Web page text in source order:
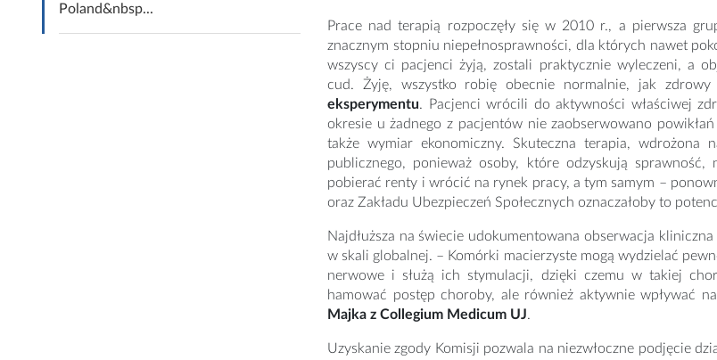
Poland&nbsp...
Prace nad terapią rozpoczęły się w 2010 r., a pierwsza
znacznym stopniu niepełnosprawności, dla których nawet
wszyscy ci pacjenci żyją, zostali praktycznie wyleczeni, a
cud. Żyję, wszystko robię obecnie normalnie, jak zdrowy
eksperymentu. Pacjenci wrócili do aktywności właściwej
okresie u żadnego z pacjentów nie zaobserwowano
także wymiar ekonomiczny. Skuteczna terapia, wdrożona
publicznego, ponieważ osoby, które odzyskują
pobierać renty i wrócić na rynek pracy, a tym samym –
oraz Zakładu Ubezpieczeń Społecznych oznaczałoby to
Najdłuższa na świecie udokumentowana obserwacja
w skali globalnej. – Komórki macierzyste mogą wydzielać
nerwowe i służą ich stymulacji, dzięki czemu w takiej
hamować postęp choroby, ale również aktywnie wpływać
Majka z Collegium Medicum UJ.
Uzyskanie zgody Komisji pozwala na niezwłoczne podjęcie